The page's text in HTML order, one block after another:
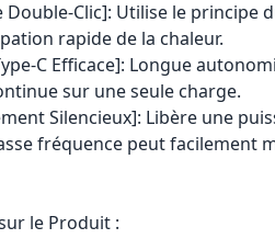
Double-Clic]: Utilise le principe
rapide de la chaleur.
C Efficace]: Longue
sur une seule charge.
Silencieux]: Libère une
fréquence peut facilement
le Produit :